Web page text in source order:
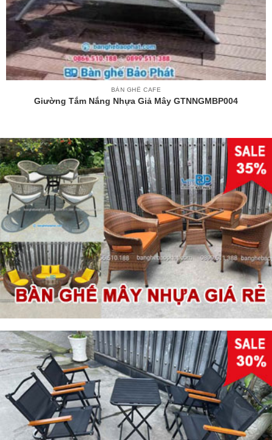
BÀN GHẾ CAFE
Giường Tắm Nắng Nhựa Giả Mây GTNNGMBP004